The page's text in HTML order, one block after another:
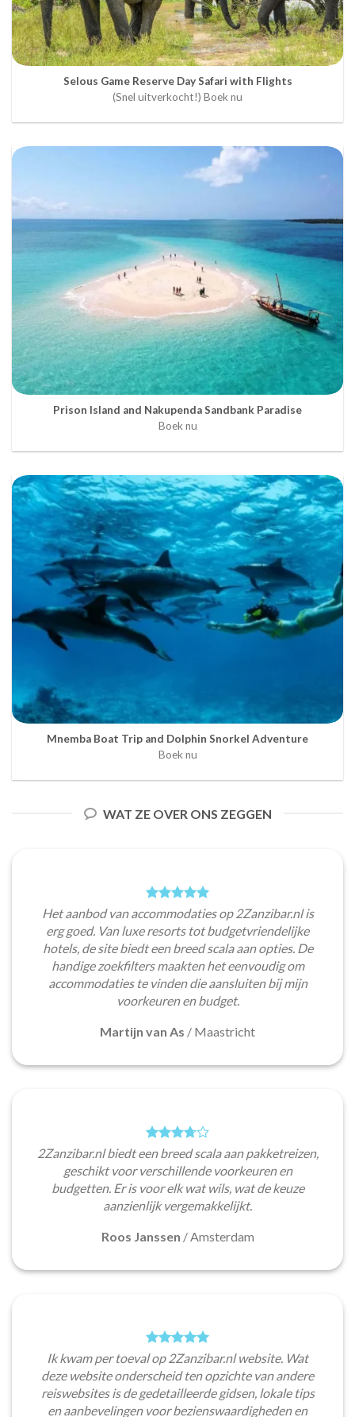
Selous Game Reserve Day Safari with Flights
(Snel uitverkocht!) Boek nu
Prison Island and Nakupenda Sandbank Paradise
Boek nu
Mnemba Boat Trip and Dolphin Snorkel Adventure
Boek nu
WAT ZE OVER ONS ZEGGEN
Het aanbod van accommodaties op 2Zanzibar.nl is
erg goed. Van luxe resorts tot budgetvriendelijke
hotels, de site biedt een breed scala aan opties. De
handige zoekfilters maakten het eenvoudig om
accommodaties te vinden die aansluiten bij mijn
voorkeuren en budget.
Martijn van As / Maastricht
2Zanzibar.nl biedt een breed scala aan pakketreizen,
geschikt voor verschillende voorkeuren en
budgetten. Er is voor elk wat wils, wat de keuze
aanzienlijk vergemakkelijkt.
Roos Janssen /Amsterdam
Ik kwam per toeval op 2Zanzibar.nl website. Wat
deze website onderscheid ten opzichte van andere
reiswebsites is de gedetailleerde gidsen, lokale tips
en aanbevelingen voor bezienswaardigheden en